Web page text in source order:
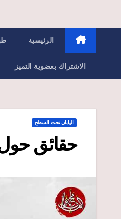
الرئيسية
الاشتراك بعضوية التميز
اليابان تحت السطح
حقائق حول